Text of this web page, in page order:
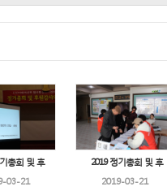
총회 및 후
03-21
2019 정기총회 및 후
2019-03-21